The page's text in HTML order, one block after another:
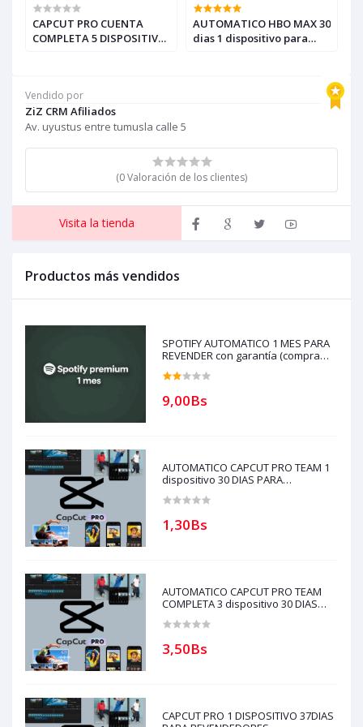
Vendido por
ZiZ CRM Afiliados
Av. uyustus entre tumusla calle 5
(0 Valoración de los clientes)
Visita la tienda
Productos más vendidos
SPOTIFY AUTOMATICO 1 MES PARA
REVENDER con garantía (compra
solo si tienes creditos)
9,00Bs
AUTOMATICO CAPCUT PRO TEAM 1
dispositivo 30 DIAS PARA
puede comprar) para soporte
1,30Bs
AUTOMATICO CAPCUT PRO TEAM
COMPLETA 3 dispositivo 30 DIAS
creditos puede comprar)
3,50Bs
CAPCUT PRO 1 DISPOSITIVO 37DIAS
CAPCUT PRO CUENTA
COMPLETA 5 DISPOSITIVO
creditos puede comprar, )
para soporte escribir al
whatsapp Historial,
AUTOMATICO HBO MAX 30
dias 1 dispositivo para